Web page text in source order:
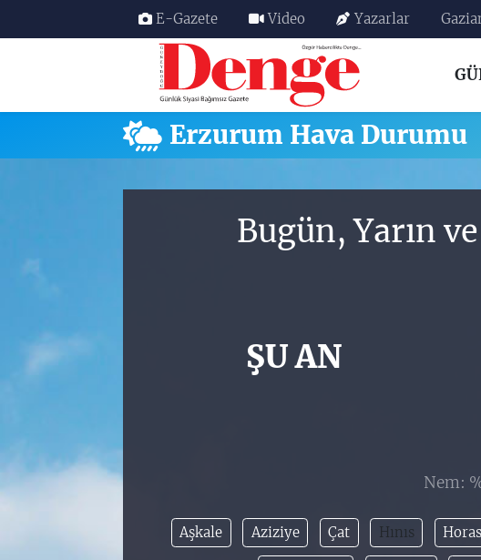
E-Gazete Video Yazarlar
Erzurum Hava Durumu
Bugün, Yarın
ŞU AN
Nem:
Aşkale Aziziye Çat Hınıs
Nöbetçi Eczaneler
Hava Durumu
Trafik Durumu
Haber Arşivi